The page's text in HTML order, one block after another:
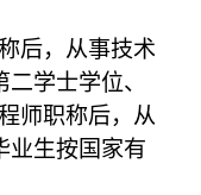
后，从事技术
学士学位、
师职称后，从
业生按国家有